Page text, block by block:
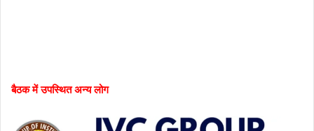
बैठक में उपस्थित अन्य लोग